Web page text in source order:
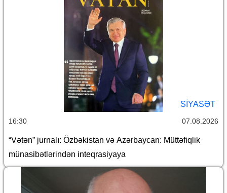
SİYASƏT
16:30 07.08.2026
“Vətən” jurnalı: Özbəkistan və Azərbaycan: Müttəfiqlik
münasibətlərindən inteqrasiyaya